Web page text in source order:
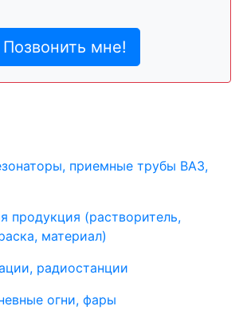
Позвонить мне!
приемные трубы ВАЗ,
продукция (растворитель,
материал)
радиостанции
огни, фары